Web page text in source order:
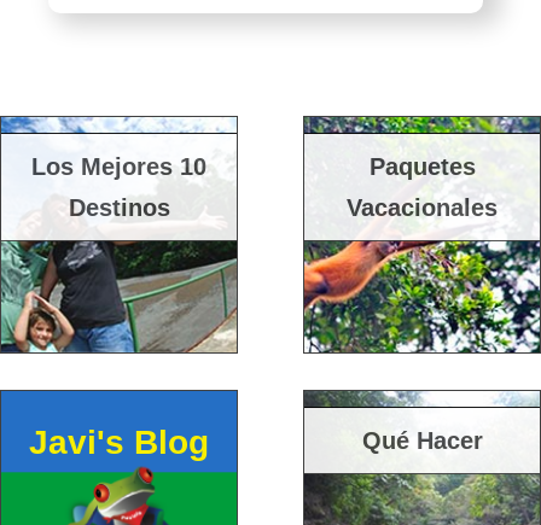
Los Mejores 10
Destinos
Paquetes
Vacacionales
Javi's Blog Qué Hacer